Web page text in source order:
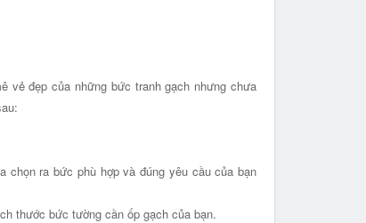
vẻ đẹp của những bức tranh gạch nhưng chưa
chọn ra bức phù hợp và đúng yêu cầu của bạn
thước bức tường cần ốp gạch của bạn.